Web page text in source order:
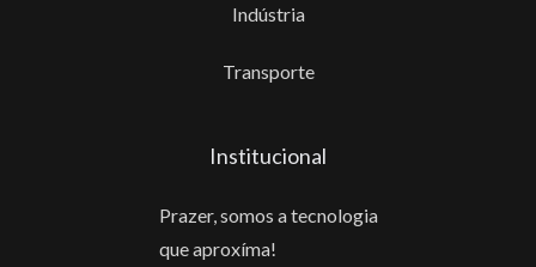
Indústria
Transporte
Institucional
Prazer, somos a tecnologia
que aproxíma!